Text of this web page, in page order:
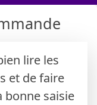
lire les
et de faire
bonne saisie